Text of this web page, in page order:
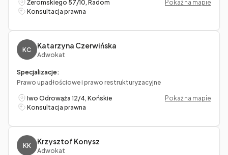
Żeromskiego 57/10, Radom
Pokaż na mapie
Konsultacja prawna
KC Katarzyna Czerwińska
Adwokat
Specjalizacje:
Prawo upadłościowe i prawo restrukturyzacyjne
Iwo Odrowąża 12/4, Końskie
Pokaż na mapie
Konsultacja prawna
KK Krzysztof Konysz
Adwokat